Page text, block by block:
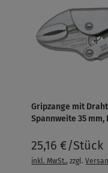
Gripzange mit
Spannweite 35 mm,
25,16 €/Stück
inkl. MwSt., zzgl.